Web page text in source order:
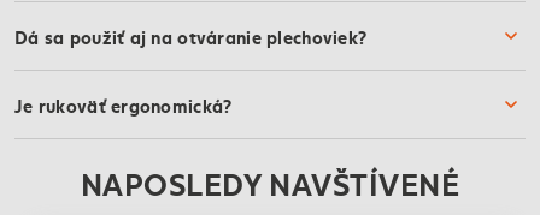
Dá sa použiť aj na otváranie plechoviek?
Je rukoväť ergonomická?
NAPOSLEDY NAVŠTÍVENÉ